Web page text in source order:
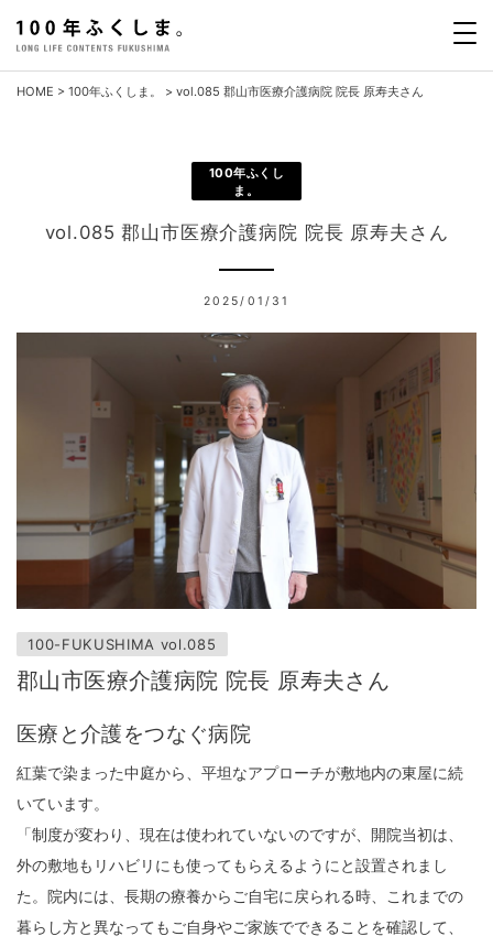
content
HOME > 100年ふくしま。 > vol.085 郡山市医療介護病院 院長 原寿夫さん
100年ふくし
ま。
vol.085 郡山市医療介護病院 院長 原寿夫さん
2025/01/31
100-FUKUSHIMA vol.085
郡山市医療介護病院 院長 原寿夫さん
医療と介護をつなぐ病院
紅葉で染まった中庭から、平坦なアプローチが敷地内の東屋に続
いています。
「制度が変わり、現在は使われていないのですが、開院当初は、
外の敷地もリハビリにも使ってもらえるようにと設置されまし
た。院内には、長期の療養からご自宅に戻られる時、これまでの
暮らし方と異なってもご自身やご家族でできることを確認して、